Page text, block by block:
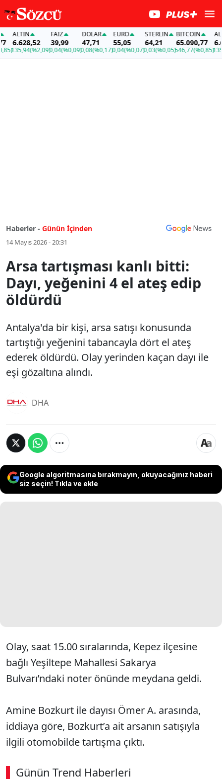
ALTIN
6.628,52
135,94(%2,09)
FAİZ
39,99
0,04(%0,09)
DOLAR
47,71
0,08(%0,17)
EURO
55,05
0,04(%0,07)
STERLIN
64,21
0,03(%0,05)
BITCOIN
65.090,77
546,77(%0,85)
ALTIN
Haberler - Günün İçinden
14 Mayıs 2026 - 20:31
Arsa tartışması kanlı bitti:
Dayı, yeğenini 4 el ateş edip
öldürdü
Antalya'da bir kişi, arsa satışı konusunda
tartıştığı yeğenini tabancayla dört el ateş
ederek öldürdü. Olay yerinden kaçan dayı ile
eşi gözaltına alındı.
DHA
Google algoritmasına bırakmayın, okuyacağınız haberi
siz seçin! Tıkla ve ekle
Olay, saat 15.00 sıralarında, Kepez ilçesine
bağlı Yeşiltepe Mahallesi Sakarya
Bulvarı’ndaki noter önünde meydana geldi.
Amine Bozkurt ile dayısı Ömer A. arasında,
iddiaya göre, Bozkurt’a ait arsanın satışıyla
ilgili otomobilde tartışma çıktı.
Günün Trend Haberleri
00:02 / 02:14